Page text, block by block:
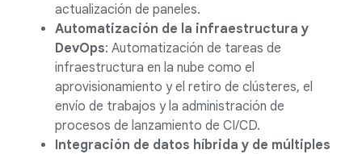
actualización de paneles.
Automatización de la infraestructura y
DevOps: Automatización de tareas de
infraestructura en la nube como el
aprovisionamiento y el retiro de clústeres, el
envío de trabajos y la administración de
procesos de lanzamiento de CI/CD.
Integración de datos híbrida y de múltiples